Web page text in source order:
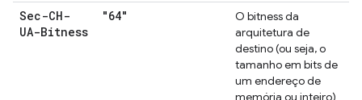
Sec-CH-
UA-Bitness
"64"
O bitness da
arquitetura de
destino (ou seja, o
tamanho em bits de
um endereço de
memória ou inteiro)